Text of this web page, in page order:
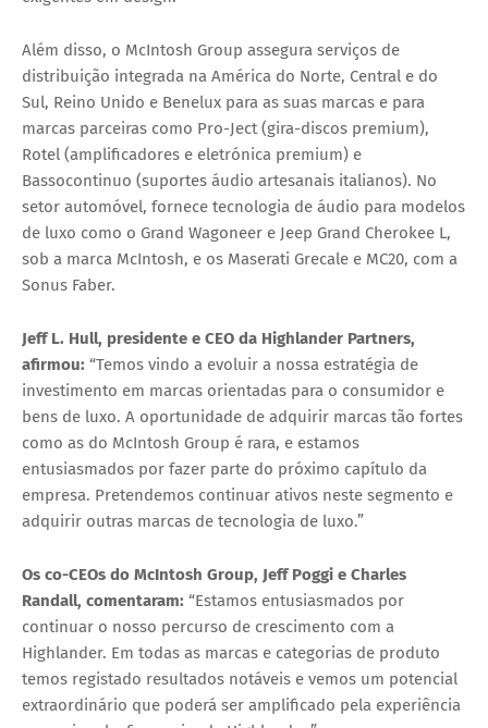
Além disso, o McIntosh Group assegura serviços de
distribuição integrada na América do Norte, Central e do
Sul, Reino Unido e Benelux para as suas marcas e para
marcas parceiras como Pro-Ject (gira-discos premium),
Rotel (amplificadores e eletrónica premium) e
Bassocontinuo (suportes áudio artesanais italianos). No
setor automóvel, fornece tecnologia de áudio para modelos
de luxo como o Grand Wagoneer e Jeep Grand Cherokee L,
sob a marca McIntosh, e os Maserati Grecale e MC20, com a
Sonus Faber.
Jeff L. Hull, presidente e CEO da Highlander Partners,
afirmou: “Temos vindo a evoluir a nossa estratégia de
investimento em marcas orientadas para o consumidor e
bens de luxo. A oportunidade de adquirir marcas tão fortes
como as do McIntosh Group é rara, e estamos
entusiasmados por fazer parte do próximo capítulo da
empresa. Pretendemos continuar ativos neste segmento e
adquirir outras marcas de tecnologia de luxo.”
Os co-CEOs do McIntosh Group, Jeff Poggi e Charles
Randall, comentaram: “Estamos entusiasmados por
continuar o nosso percurso de crescimento com a
Highlander. Em todas as marcas e categorias de produto
temos registado resultados notáveis e vemos um potencial
extraordinário que poderá ser amplificado pela experiência